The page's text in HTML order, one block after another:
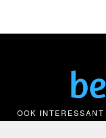
OOK INTERESSANT